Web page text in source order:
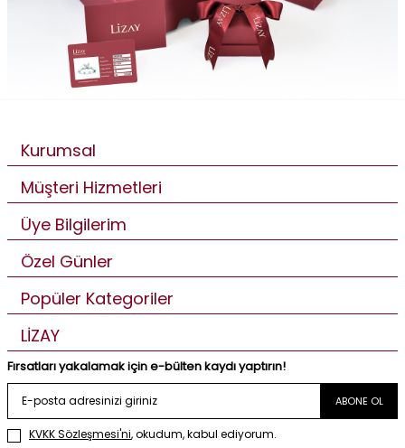
Kurumsal
Müşteri Hizmetleri
Üye Bilgilerim
Özel Günler
Popüler Kategoriler
LİZAY
Fırsatları yakalamak için e-bülten kaydı yaptırın!
ABONE OL
KVKK Sözleşmesi'ni, okudum, kabul ediyorum.